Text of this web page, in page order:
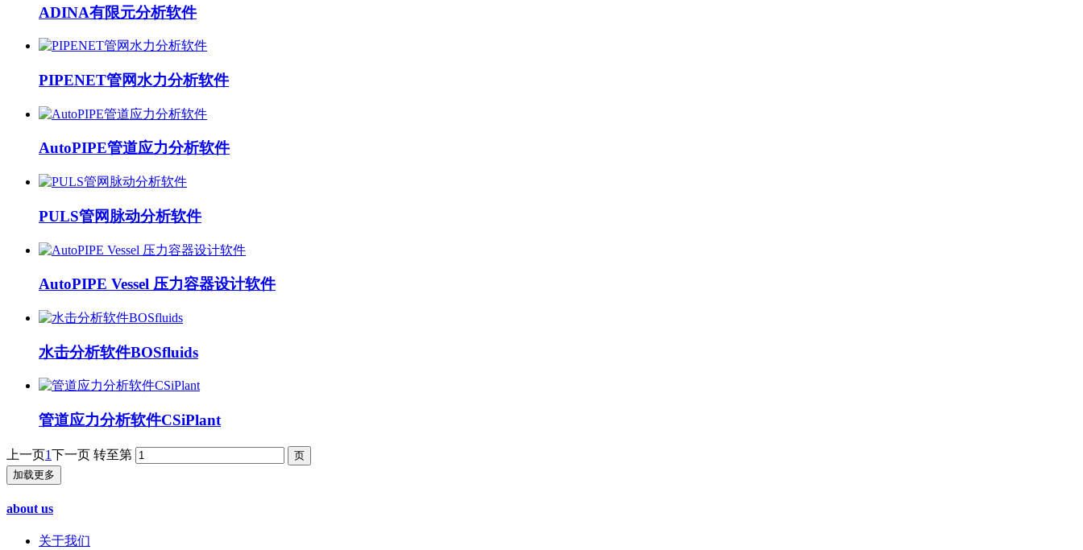
ADINA有限元分析软件
PIPENET管网水力分析软件
AutoPIPE管道应力分析软件
PULS管网脉动分析软件
AutoPIPE Vessel 压力容器设计软件
水击分析软件BOSfluids
管道应力分析软件CSiPlant
上一页1下一页 转至第
加载更多
about us
关于我们